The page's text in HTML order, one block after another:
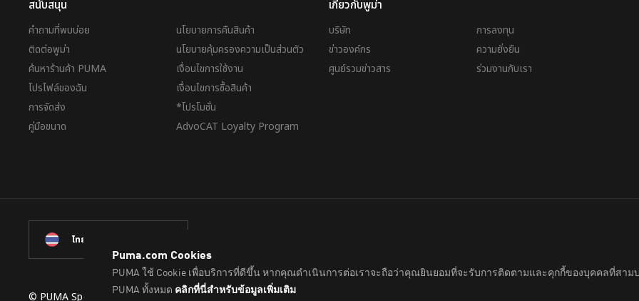
สนับสนุน
คำถามที่พบบ่อย
ติดต่อพูม่า
ค้นหาร้านค้า PUMA
โปรไฟล์ของฉัน
การจัดส่ง
คู่มือขนาด
นโยบายการคืนสินค้า
นโยบายคุ้มครองความเป็นส่วนตัว
เงื่อนไขการใช้งาน
เงื่อนไขการซื้อสินค้า
*โปรโมชั่น
AdvoCAT Loyalty Program
เกี่ยวกับพูม่า
บริษัท
ข่าวองค์กร
ศูนย์รวมข่าวสาร
การลงทุน
ความยั่งยืน
ร่วมงานกับเรา
ไทย
© PUMA Sports (Thailand) Co., Ltd.,2026. All Rights Reserved. Company Reg. No. 0105564148338